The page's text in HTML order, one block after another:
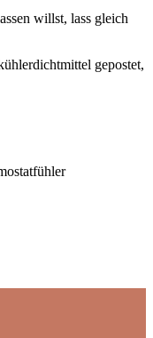
willst, lass gleich
gepostet,